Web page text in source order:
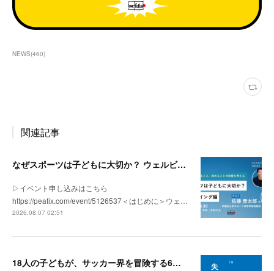
NEWS(460)
関連記事
なぜスポーツは子どもに大切か？ ウェルビーイング編 | 「社会とサッカー」 vol.2
▷イベント申し込みはこちら
https://peatix.com/event/5126537＜はじめに＞ウェ…
2026.08.07 02:51
18人の子どもが、サッカー界を冒険する6ヶ月間。